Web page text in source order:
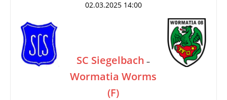
02.03.2025 14:00
SC Siegelbach –
Wormatia Worms
(F)